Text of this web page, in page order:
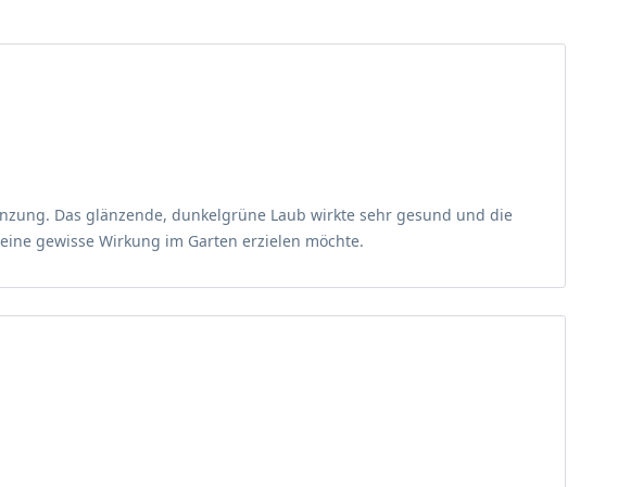
geeignet. In unserem Shop finden Sie andere Sorten der
allerdings als Nahrungsquelle.
des Standortes zeigt die Stechpalme ihre tolerante Art. Sowohl an
vorgeschriebenenGrenzabständebeachtet werden. Wählen Sie für den
Eigenschaften des Ilex sind die meisten Gärtner äußerst erfreut.
Das glänzende, dunkelgrüne Laub wirkte sehr gesund und die
gewisse Wirkung im Garten erzielen möchte.